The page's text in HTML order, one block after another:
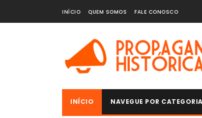
INÍCIO QUEM SOMOS FALE CONOSCO
INÍCIO NAVEGUE POR